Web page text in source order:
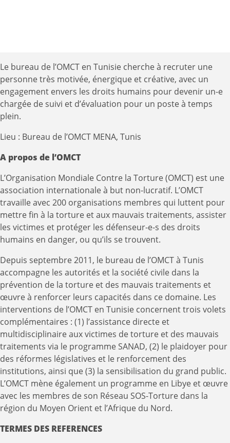
Le bureau de l’OMCT en Tunisie cherche à recruter une
personne très motivée, énergique et créative, avec un
engagement envers les droits humains pour devenir un-e
chargée de suivi et d’évaluation pour un poste à temps
plein.
Lieu : Bureau de l’OMCT MENA, Tunis
A propos de l’OMCT
L’Organisation Mondiale Contre la Torture (OMCT) est une
association internationale à but non-lucratif. L’OMCT
travaille avec 200 organisations membres qui luttent pour
mettre fin à la torture et aux mauvais traitements, assister
les victimes et protéger les défenseur-e-s des droits
humains en danger, ou qu’ils se trouvent.
Depuis septembre 2011, le bureau de l’OMCT à Tunis
accompagne les autorités et la société civile dans la
prévention de la torture et des mauvais traitements et
œuvre à renforcer leurs capacités dans ce domaine. Les
interventions de l’OMCT en Tunisie concernent trois volets
complémentaires : (1) l’assistance directe et
multidisciplinaire aux victimes de torture et des mauvais
traitements via le programme SANAD, (2) le plaidoyer pour
des réformes législatives et le renforcement des
institutions, ainsi que (3) la sensibilisation du grand public.
L’OMCT mène également un programme en Libye et œuvre
avec les membres de son Réseau SOS-Torture dans la
région du Moyen Orient et l’Afrique du Nord.
TERMES DES REFERENCES